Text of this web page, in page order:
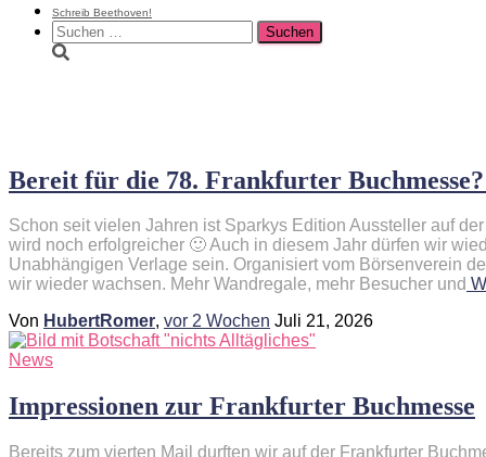
Schreib Beethoven!
Suchen
nach:
Bereit für die 78. Frankfurter
Schon seit vielen Jahren ist Sparkys Edition Aussteller auf
wird noch erfolgreicher 🙂 Auch in diesem Jahr dürfen wir
Unabhängigen Verlage sein. Organisiert vom Börsenverein
wir wieder wachsen. Mehr Wandregale, mehr Besucher und
Von HubertRomer, vor 2 Wochen Juli 21, 2026
News
Impressionen zur Frankfurter Buchmesse
Bereits zum vierten Mail durften wir auf der Frankfurter